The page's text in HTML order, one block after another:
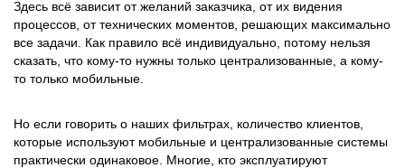
Здесь всё зависит от желаний заказчика, от их видения
процессов, от технических моментов, решающих максимально
все задачи. Как правило всё индивидуально, потому нельзя
сказать, что кому-то нужны только централизованные, а кому-
то только мобильные.
Но если говорить о наших фильтрах, количество клиентов,
которые используют мобильные и централизованные системы
практически одинаковое. Многие, кто эксплуатируют